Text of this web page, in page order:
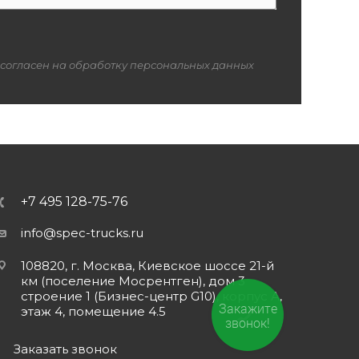
на обработку персональных данных
+7 495 128-75-76
info@spec-trucks.ru
108820, г. Москва, Киевское шоссе 21-й
км (поселение Мосрентген), дом 3
строение 1 (Бизнес-центр G10), корпус А,
этаж 4, помещение 4.5
Заказать звонок
Закажите
звонок!